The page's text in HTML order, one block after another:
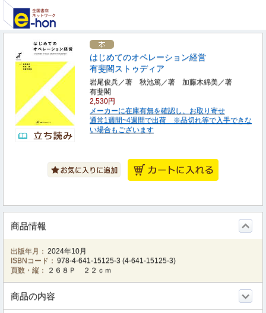
はじめてのオペレーション経営
有斐閣ストゥディア
岩尾俊兵／著 秋池篤／著 加藤木綿美／著
有斐閣
2,530円
メーカーに在庫有無を確認し、お取り寄せ
通常1週間~4週間で出荷 ※品切れ等で入手できな
い場合もございます
商品情報
出版年月： 2024年10月
ISBNコード： 978-4-641-15125-3 (4-641-15125-3)
頁数・縦：
２６８Ｐ ２２ｃｍ
商品の内容